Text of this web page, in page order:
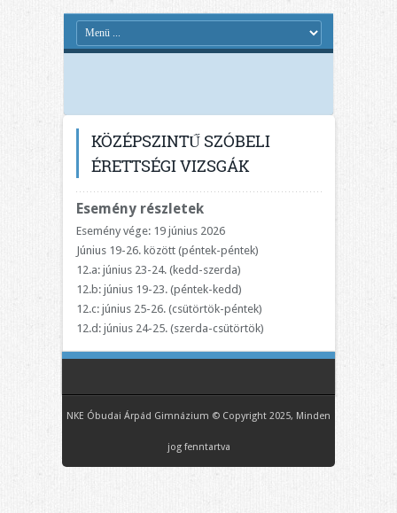
KÖZÉPSZINTŰ SZÓBELI
ÉRETTSÉGI VIZSGÁK
Esemény részletek
Esemény vége: 19 június 2026
Június 19-26. között (péntek-péntek)
12.a: június 23-24. (kedd-szerda)
12.b: június 19-23. (péntek-kedd)
12.c: június 25-26. (csütörtök-péntek)
12.d: június 24-25. (szerda-csütörtök)
NKE Óbudai Árpád Gimnázium © Copyright 2025, Minden
jog fenntartva